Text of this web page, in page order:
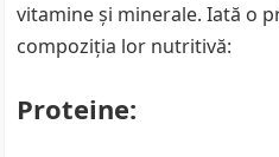
vitamine și minerale. Iată o
compoziția lor nutritivă:
Proteine: